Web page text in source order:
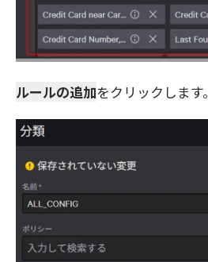
ルールの追加をクリックします。